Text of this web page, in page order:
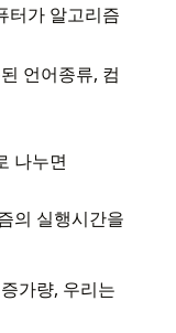
터가 알고리즘
언어종류, 컴
나누면
의 실행시간을
가량, 우리는